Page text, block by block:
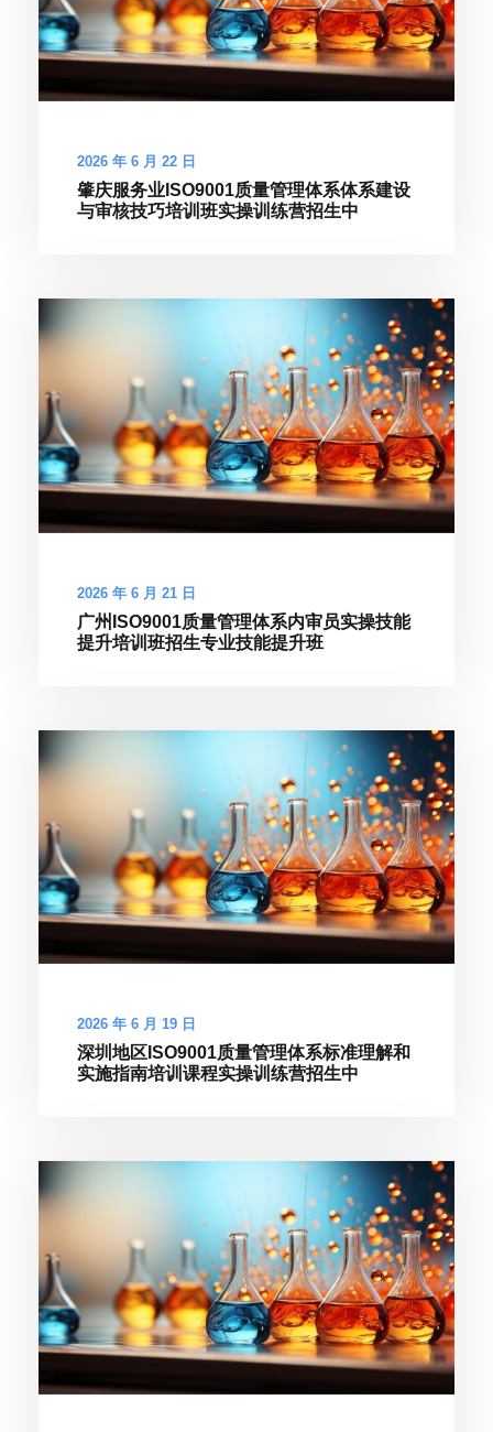
2026 年 6 月 22 日
肇庆服务业ISO9001质量管理体系体系建设
与审核技巧培训班实操训练营招生中
2026 年 6 月 21 日
广州ISO9001质量管理体系内审员实操技能
提升培训班招生专业技能提升班
2026 年 6 月 19 日
深圳地区ISO9001质量管理体系标准理解和
实施指南培训课程实操训练营招生中